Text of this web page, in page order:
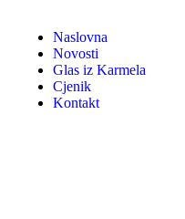
Naslovna
Novosti
Glas iz Karmela
Cjenik
Kontakt